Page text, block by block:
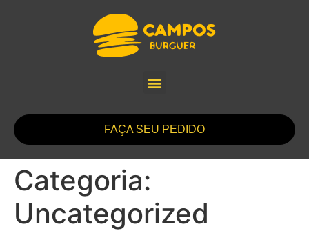
FAÇA SEU PEDIDO
Categoria:
Uncategorized